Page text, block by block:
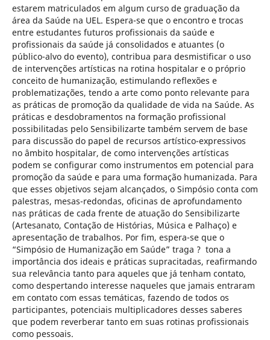
estarem matriculados em algum curso de graduação da
área da Saúde na UEL. Espera-se que o encontro e trocas
entre estudantes futuros profissionais da saúde e
profissionais da saúde já consolidados e atuantes (o
público-alvo do evento), contribua para desmistificar o uso
de intervenções artísticas na rotina hospitalar e o próprio
conceito de humanização, estimulando reflexões e
problematizações, tendo a arte como ponto relevante para
as práticas de promoção da qualidade de vida na Saúde. As
práticas e desdobramentos na formação profissional
possibilitadas pelo Sensibilizarte também servem de base
para discussão do papel de recursos artístico-expressivos
no âmbito hospitalar, de como intervenções artísticas
podem se configurar como instrumentos em potencial para
promoção da saúde e para uma formação humanizada. Para
que esses objetivos sejam alcançados, o Simpósio conta com
palestras, mesas-redondas, oficinas de aprofundamento
nas práticas de cada frente de atuação do Sensibilizarte
(Artesanato, Contação de Histórias, Música e Palhaço) e
apresentação de trabalhos. Por fim, espera-se que o
“Simpósio de Humanização em Saúde” traga ? tona a
importância dos ideais e práticas supracitadas, reafirmando
sua relevância tanto para aqueles que já tenham contato,
como despertando interesse naqueles que jamais entraram
em contato com essas temáticas, fazendo de todos os
participantes, potenciais multiplicadores desses saberes
que podem reverberar tanto em suas rotinas profissionais
como pessoais.